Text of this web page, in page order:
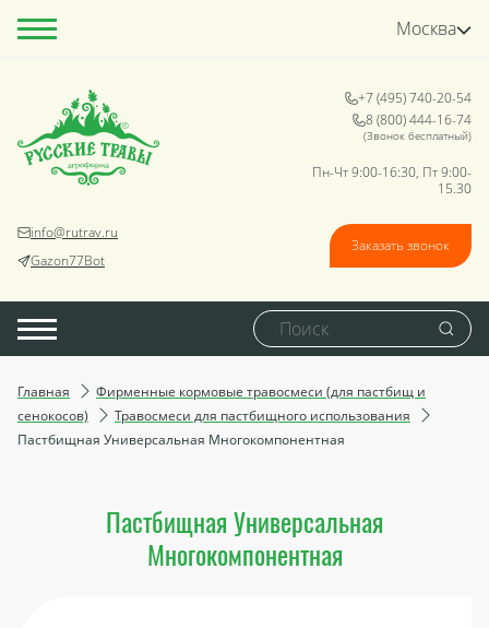
Москва
info@rutrav.ru
Gazon77Bot
+7 (495) 740-20-54
8 (800) 444-16-74
(Звонок бесплатный)
Пн-Чт 9:00-16:30, Пт 9:00-
15.30
Заказать звонок
Главная
Фирменные кормовые травосмеси (для пастбищ и
сенокосов)
Травосмеси для пастбищного использования
Пастбищная Универсальная Многокомпонентная
Пастбищная Универсальная
Многокомпонентная